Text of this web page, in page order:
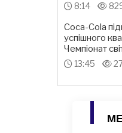
8:14
Coca-Cola
успішного
Чемпіонат
13:45